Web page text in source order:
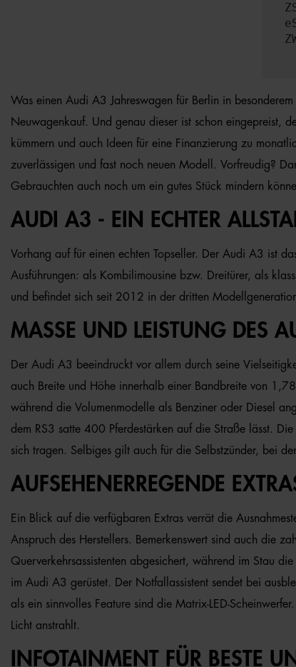
Was einen Audi A3 Jahreswagen für Berlin in
Neuwagenkauf. Und genau dieser ist schon eingepreist,
kümmern und auch Ideen für eine Finanzierung zu
zuverlässigen und fast noch neuen Modell. Vorfreudig?
Gebrauchten auch noch um ein gutes Stück mindern
AUDI A3 - EIN ECHTER
Vorhang auf für einen echten Topseller. Der Audi A3 ist
Ausführungen: als Kombilimousine bzw. Dreitürer, als
und befindet sich seit 2012 in der dritten
MASSE UND LEISTUNG DES
Der Audi A3 beeindruckt vor allem durch seine
auch Breite und Höhe innerhalb einer Bandbreite von
während die Volumenmodelle als Benziner oder Diesel
dem RS3 satte 400 Pferdestärken auf die Straße lässt.
sich tragen. Selbiges gilt auch für die Selbstzünder, bei
AUFSEHENERREGENDE
Ein Blick auf die verfügbaren Extras verrät die
Anspruch des Herstellers. Bemerkenswert sind auch die
Querverkehrsassistenten abgesichert, während im Stau
im Audi A3 gerüstet. Der Notfallassistent sendet bei
als ein sinnvolles Feature sind die Matrix-LED-
Licht anstrahlt.
INFOTAINMENT FÜR BESTE